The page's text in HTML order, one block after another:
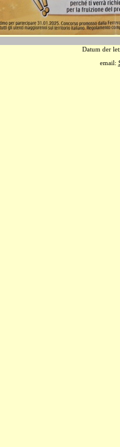
Datum der
email: